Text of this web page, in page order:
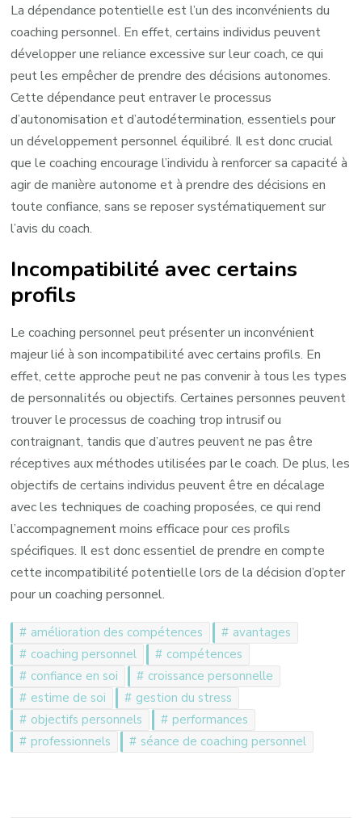
La dépendance potentielle est l’un des inconvénients du
coaching personnel. En effet, certains individus peuvent
développer une reliance excessive sur leur coach, ce qui
peut les empêcher de prendre des décisions autonomes.
Cette dépendance peut entraver le processus
d’autonomisation et d’autodétermination, essentiels pour
un développement personnel équilibré. Il est donc crucial
que le coaching encourage l’individu à renforcer sa capacité à
agir de manière autonome et à prendre des décisions en
toute confiance, sans se reposer systématiquement sur
l’avis du coach.
Incompatibilité avec certains
profils
Le coaching personnel peut présenter un inconvénient
majeur lié à son incompatibilité avec certains profils. En
effet, cette approche peut ne pas convenir à tous les types
de personnalités ou objectifs. Certaines personnes peuvent
trouver le processus de coaching trop intrusif ou
contraignant, tandis que d’autres peuvent ne pas être
réceptives aux méthodes utilisées par le coach. De plus, les
objectifs de certains individus peuvent être en décalage
avec les techniques de coaching proposées, ce qui rend
l’accompagnement moins efficace pour ces profils
spécifiques. Il est donc essentiel de prendre en compte
cette incompatibilité potentielle lors de la décision d’opter
pour un coaching personnel.
amélioration des compétences
avantages
coaching personnel
compétences
confiance en soi
croissance personnelle
estime de soi
gestion du stress
objectifs personnels
performances
professionnels
séance de coaching personnel